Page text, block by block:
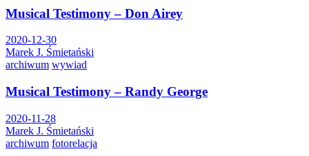
Musical Testimony – Don Airey
2020-12-30
Marek J. Śmietański
archiwum wywiad
Musical Testimony – Randy George
2020-11-28
Marek J. Śmietański
archiwum fotorelacja